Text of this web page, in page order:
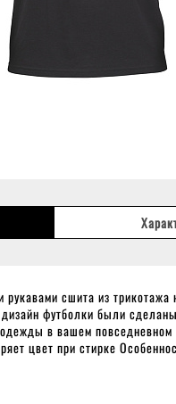
сшита из
футболки были
в вашем повседневном
цвет при стирке